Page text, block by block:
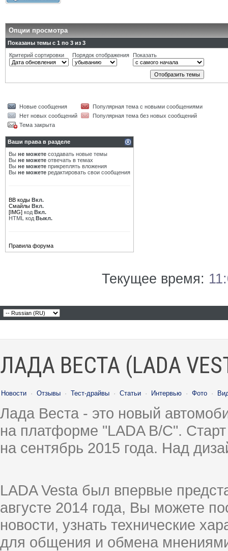
Опции просмотра
Показаны темы с 1 по 3 из 3
Критерий сортировки
Порядок отображения Показать
Новые сообщения
Популярная тема с новыми сообщениями
Нет новых сообщений
Популярная тема без новых сообщений
Тема закрыта
Ваши права в разделе
Вы не можете создавать новые темы
Вы не можете отвечать в темах
Вы не можете прикреплять вложения
Вы не можете редактировать свои сообщения
BB коды Вкл.
Смайлы Вкл.
[IMG] код Вкл.
HTML код Выкл.
Правила форума
Текущее время:
ЛАДА ВЕСТА (LADA
Новости · Отзывы · Тест-драйвы · Статьи · Интервью · Фото ·
Лада Веста - это новый
на платформе "LADA B/C".
на сентябрь 2015 года. Над
LADA Vesta был впервые
августе 2014 года, Вы можете
новости, узнать технические
для общения и обмена